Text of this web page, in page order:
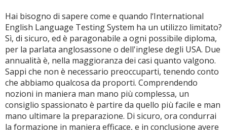
Hai bisogno di sapere come e quando l‘International
English Language Testing System ha un utilizzo limitato?
Sì, di sicuro, ed è paragonabile a ogni possibile diploma,
per la parlata anglosassone o dell'inglese degli USA. Due
annualità è, nella maggioranza dei casi quanto valgono.
Sappi che non è necessario preoccuparti, tenendo conto
che abbiamo qualcosa da proporti. Comprendendo
nozioni in maniera man mano più complessa, un
consiglio spassionato è partire da quello più facile e man
mano ultimare la preparazione. Di sicuro, ora condurrai
la formazione in maniera efficace, e in conclusione avere